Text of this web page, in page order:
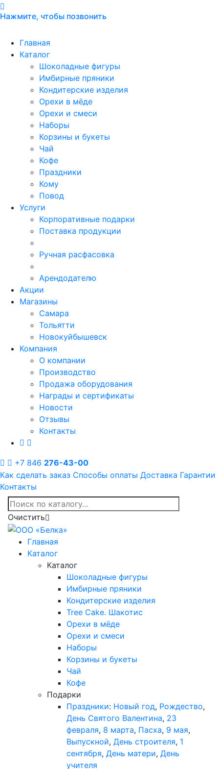
Нажмите, чтобы позвонить
Главная
Каталог
Шоколадные фигуры
Имбирные пряники
Кондитерские изделия
Орехи в мёде
Орехи и смеси
Наборы
Корзины и букеты
Чай
Кофе
Праздники
Кому
Повод
Услуги
Корпоративные подарки
Поставка продукции
Ручная расфасовка
Арендодателю
Акции
Магазины
Самара
Тольятти
Новокуйбышевск
Компания
О компании
Производство
Продажа оборудования
Награды и сертификаты
Новости
Отзывы
Контакты
+7 846 276-43-00
Как сделать заказ Способы оплаты Доставка Гарантии
Контакты
Очистить
Главная
Каталог
Каталог
Шоколадные фигуры
Имбирные пряники
Кондитерские изделия
Tree Cake. Шакотис
Орехи в мёде
Орехи и смеси
Наборы
Корзины и букеты
Чай
Кофе
Подарки
Праздники: Новый год, Рождество,
День Святого Валентина, 23
февраля, 8 марта, Пасха, 9 мая,
Выпускной, День строителя, 1
сентября, День матери, День
учителя